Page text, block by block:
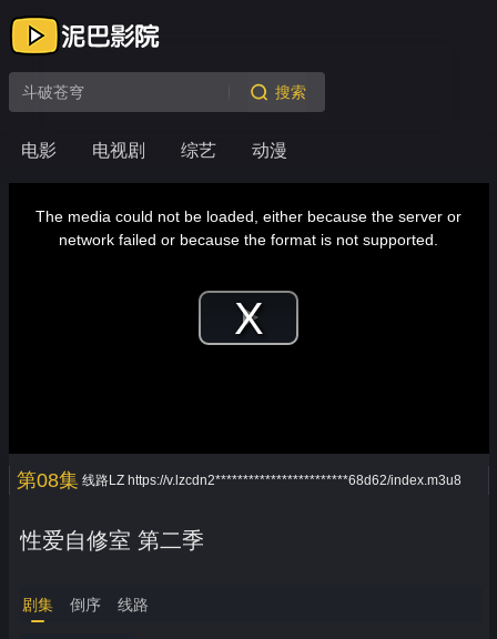
电影 电视剧 综艺 动漫
搜索
Play
modalThe media could not be loaded, either because the server or
network failed or because the format is not supported.
第08集 线路LZ https://v.lzcdn2************************68d62/index.m3u8
性爱自修室 第二季
剧集 倒序 线路